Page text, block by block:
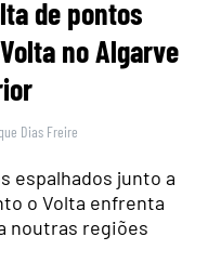
de pontos
no Algarve
Dias Freire
espalhados junto a
o Volta enfrenta
noutras regiões